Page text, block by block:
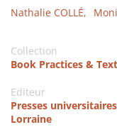
Nathalie COLLÉ,
Collection
Book Practices &
Editeur
Presses
Lorraine